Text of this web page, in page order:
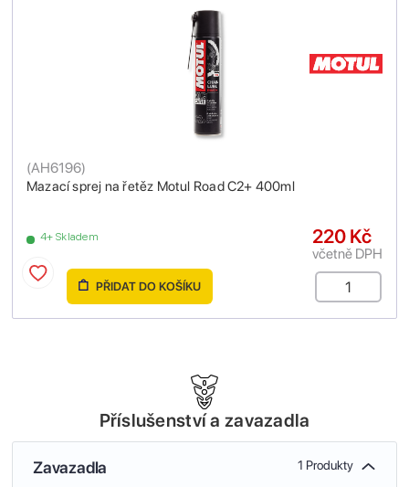
Mazací sprej na řetěz Motul Road C2+ 400ml
(AH6196)
4+ Skladem 220 Kč
včetně DPH
PŘIDAT DO KOŠÍKU
Příslušenství a zavazadla
Zavazadla 1 Produkty